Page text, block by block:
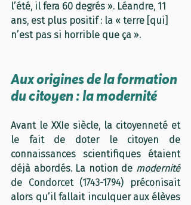
l’été, il fera 60 degrés ». Léandre, 11
ans, est plus positif : la « terre [qui]
n’est pas si horrible que ça ».
Aux origines de la formation
du citoyen : la modernité
Avant le XXIe siècle, la citoyenneté et
le fait de doter le citoyen de
connaissances scientifiques étaient
déjà abordés. La notion de modernité
de Condorcet (1743-1794) préconisait
alors qu’il fallait inculquer aux élèves